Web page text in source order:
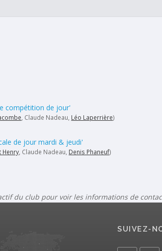
compétition de jour'
, Claude Nadeau, Léo Laperrière)
de jour mardi & jeudi'
Henry, Claude Nadeau, Denis Phaneuf)
du club pour voir les informations de
SUIVEZ-